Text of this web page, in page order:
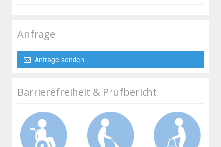
Anfrage
Anfrage senden
Barrierefreiheit & Prüfbericht